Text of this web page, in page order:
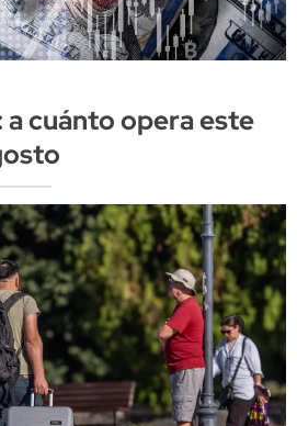
a cuánto opera este